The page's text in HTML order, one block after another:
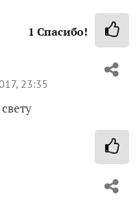
1 Спасибо!
23:35